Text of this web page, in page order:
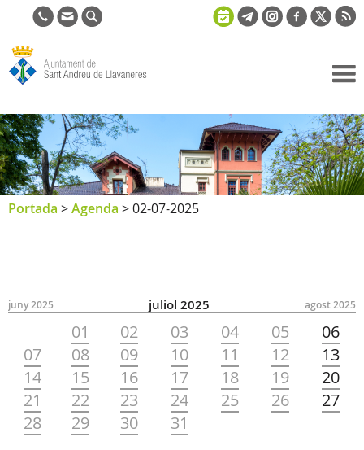
de Sant
Andreu de
Llavaneres
Portada >Agenda >02-07-2025
juny 2025 agost 2025
juliol 2025
01 02 03 04 05
06
07
08 09 10 11 12
13
14
15 16 17 18 19
20
21
22 23 24 25 26
27
28
29 30 31